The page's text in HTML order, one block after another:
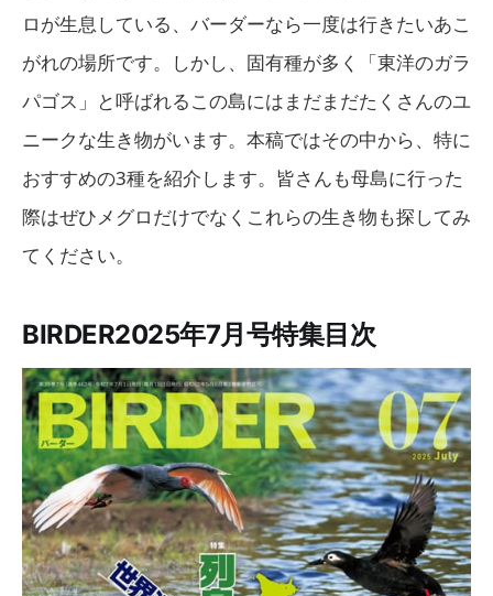
ロが生息している、バーダーなら一度は行きたいあこ
がれの場所です。しかし、固有種が多く「東洋のガラ
パゴス」と呼ばれるこの島にはまだまだたくさんのユ
ニークな生き物がいます。本稿ではその中から、特に
おすすめの3種を紹介します。皆さんも母島に行った
際はぜひメグロだけでなくこれらの生き物も探してみ
てください。
BIRDER2025年7月号特集目次